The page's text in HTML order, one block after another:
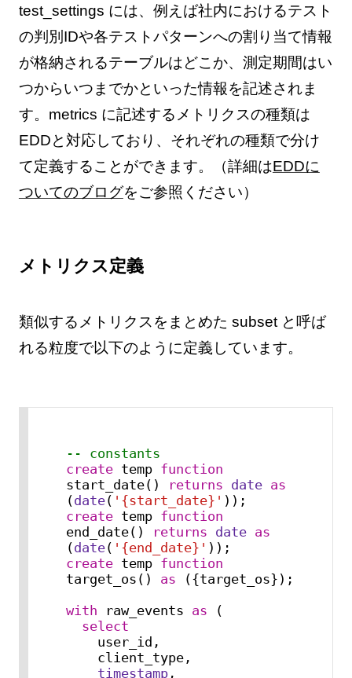
test_settings には、例えば社内におけるテスト
の判別IDや各テストパターンへの割り当て情報
が格納されるテーブルはどこか、測定期間はい
つからいつまでかといった情報を記述されま
す。metrics に記述するメトリクスの種類は
EDDと対応しており、それぞれの種類で分け
て定義することができます。（詳細はEDDに
ついてのブログをご参照ください）
メトリクス定義
類似するメトリクスをまとめた subset と呼ば
れる粒度で以下のように定義しています。
-- constants
create temp function
start_date()
returns date as
(date( '{start_date}'
create temp function
end_date()
returns date as
(date( '{end_date}'
create temp function
target_os() as ({target_os});
with raw_events as (
select
timestamp,